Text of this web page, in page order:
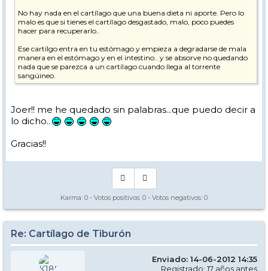
No hay nada en el cartílago que una buena dieta ni aporte. Pero lo
malo es que si tienes el cartílago desgastado, malo, poco puedes
hacer para recuperarlo..
Ese cartílgo entra en tu estómago y empieza a degradarse de mala
manera en el estómago y en el intestino.. y se absorve no quedando
nada que se parezca a un cartílago cuando llega al torrente
sangúineo.
Joer!! me he quedado sin palabras...que puedo decir a
lo dicho..
Gracias!!
Karma: 0 - Votos positivos: 0 - Votos negativos: 0
Re: Cartílago de Tiburón
Enviado: 14-06-2012 14:35
Registrado: 17 años antes